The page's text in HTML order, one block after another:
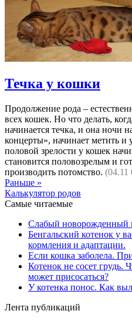
Течка у кошки
Продолжение рода –
всех кошек. Но что делать,
начинается течка, и она ночи
концерты», начинает метить и
половой зрелости у кошек
становится половозрелым и
производить потомство. (04.11
Раньше »
Калькулятор родов
Самые читаемые
Слабый новорожденный
Бенгальский котенок у
кормления и адаптации.
Если кошка заболела.
Котенок не сосет грудь.
может присосаться?
У котенка понос. Как
Лента публикаций